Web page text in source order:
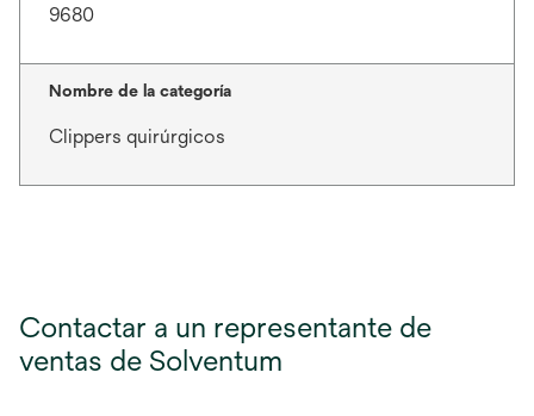
9680
Nombre de la categoría
Clippers quirúrgicos
Contactar a un representante de
ventas de Solventum